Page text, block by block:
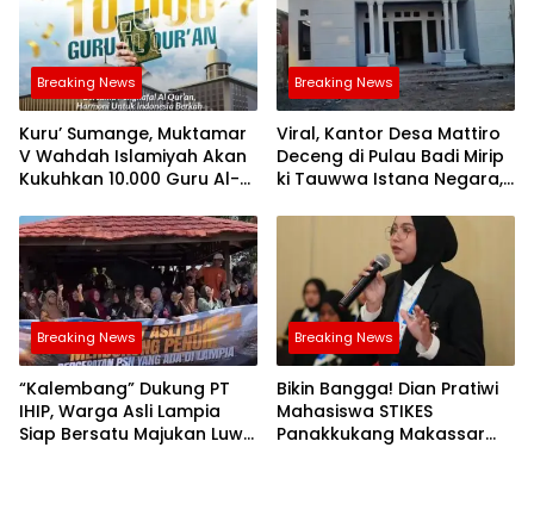
Breaking News
Kuru’ Sumange, Muktamar
V Wahdah Islamiyah Akan
Kukuhkan 10.000 Guru Al-
Breaking News
Viral, Kantor Desa Mattiro
Deceng di Pulau Badi Mirip
ki Tauwwa Istana Negara,
Breaking News
“Kalembang” Dukung PT
IHIP, Warga Asli Lampia
Siap Bersatu Majukan Luwu
Breaking News
Bikin Bangga! Dian Pratiwi
Mahasiswa STIKES
Panakkukang Makassar